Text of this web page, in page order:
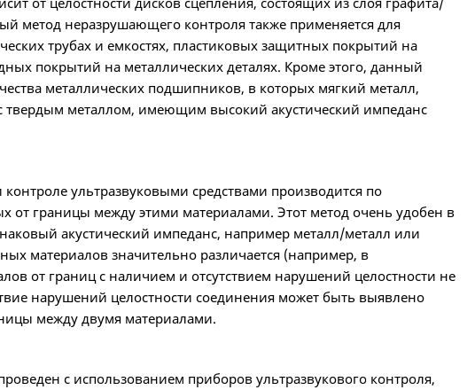
метод неразрушающего контроля также применяется для
трубах и емкостях, пластиковых защитных покрытий на
покрытий на металлических деталях. Кроме этого, данный
металлических подшипников, в которых мягкий металл,
твердым металлом, имеющим высокий акустический импеданс
ультразвуковыми средствами производится по
от границы между этими материалами. Этот метод очень удобен в
акустический импеданс, например металл/металл или
материалов значительно различается (например, в
от границ с наличием и отсутствием нарушений целостности не
нарушений целостности соединения может быть выявлено
между двумя материалами.
с использованием приборов ультразвукового контроля,